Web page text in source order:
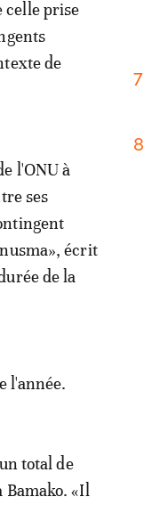
celle prise
de
l'ONU à
ses
écrit
de la
l'année.
total de
Bamako. «Il
7
8